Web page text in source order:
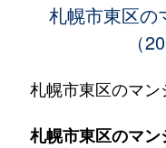
北６条東
北７条東
札幌市東区の
（
札幌市東区のマン
札幌市東区のマ